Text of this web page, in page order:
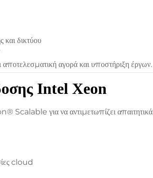
δικτύου
αγορά και υποστήριξη έργων.
Intel Xeon
για να αντιμετωπίζει απαιτητικά
cloud